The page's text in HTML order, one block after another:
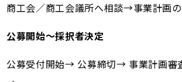
商工会／商工会議所へ相談→事業計画
公募開始～採択者決定
公募受付開始→ 公募締切→ 事業計画審